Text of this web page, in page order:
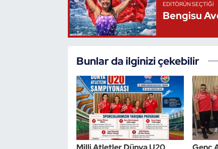
EDITÖRÜN SEÇTIĞI
Bengisu
Bunlar da ilginizi çekebilir